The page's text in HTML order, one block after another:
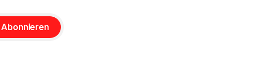
Abonnieren